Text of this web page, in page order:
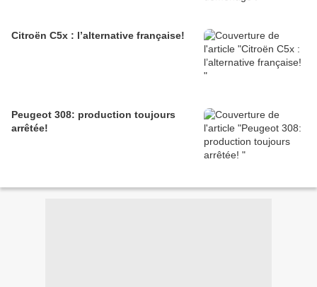
Citroën C5x : l’alternative française!
Peugeot 308: production toujours
arrêtée!